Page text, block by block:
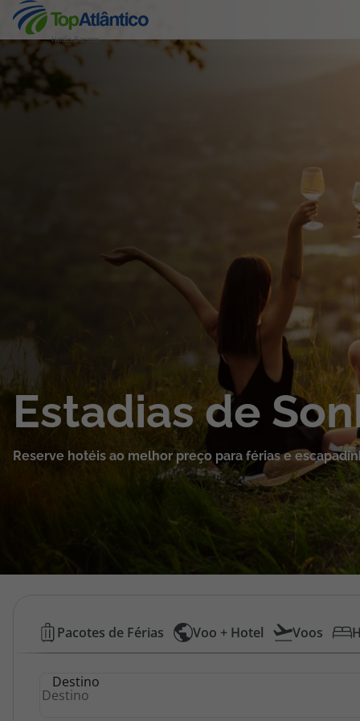
Hotéis Baratos
Destinos
Pacotes de Férias
Cruzeiros
Promoções
Área de Cliente
Estadias de
Reserve hotéis ao melhor preço para férias e
Hotéis
Baratos
Pacotes de Férias Voo + Hotel Voos
Destino